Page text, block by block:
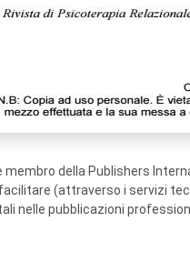
membro della Publishers
(attraverso i servizi
nelle pubblicazioni